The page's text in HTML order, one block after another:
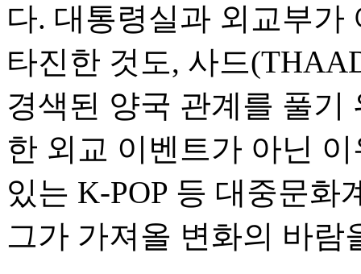
다. 대통령실과 외교부가
타진한 것도, 사드
경색된 양국 관계를 풀기
한 외교 이벤트가 아닌
있는 K-POP 등 대중문화
그가 가져올 변화의 바람